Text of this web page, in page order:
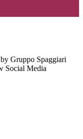
Gruppo Spaggiari
Social Media